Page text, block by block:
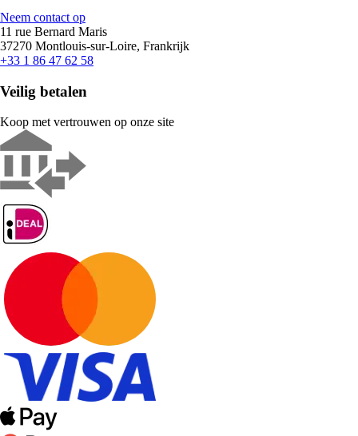
Neem contact op
11 rue Bernard Maris
37270 Montlouis-sur-Loire, Frankrijk
+33 1 86 47 62 58
Veilig betalen
Koop met vertrouwen op onze site